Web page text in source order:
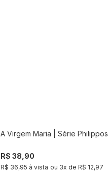
A Virgem Maria | Série Philippos
R$ 38,90
R$ 36,95 à vista ou 3x deR$ 12,97